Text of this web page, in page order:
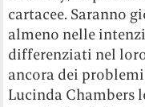
cartacee. Saranno
almeno nelle
differenziati nel
ancora dei
Lucinda Chambers